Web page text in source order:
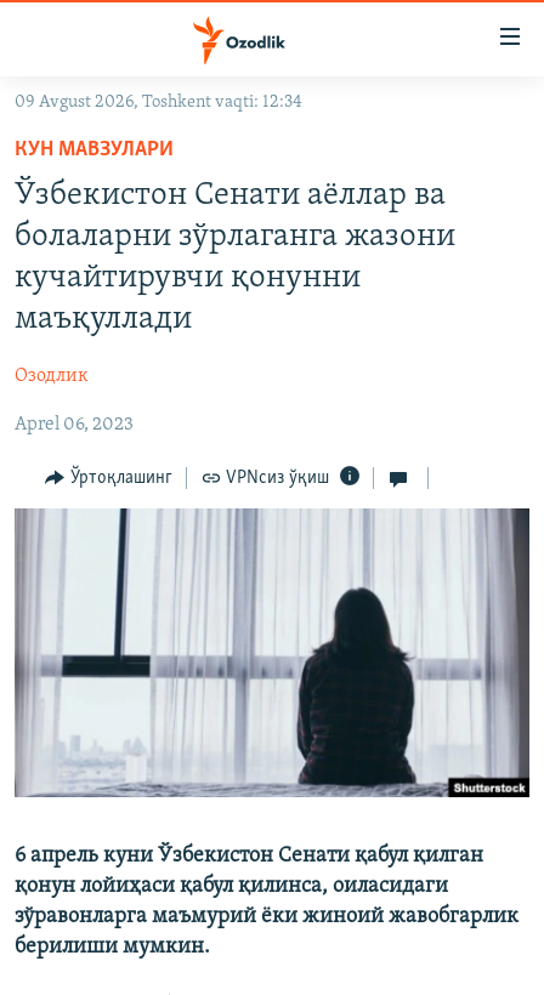
Асосий
навигацияга
ўтинг
Қидиришга
ўтинг
OZODVIDEO
OZODARXIV
На русском
Озодлик бошқа тилларда
09 Avgust 2026, Toshkent vaqti: 12:34
КУН МАВЗУЛАРИ
Ўзбекистон Сенати аёллар ва
болаларни зўрлаганга жазони
кучайтирувчи қонунни
маъқуллади
Озодлик
Aprel 06, 2023
Ўртоқлашинг VPNсиз ўқиш
6 апрель куни Ўзбекистон Сенати қабул қилган
қонун лойиҳаси қабул қилинса, оиласидаги
зўравонларга маъмурий ёки жиноий жавобгарлик
берилиши мумкин.